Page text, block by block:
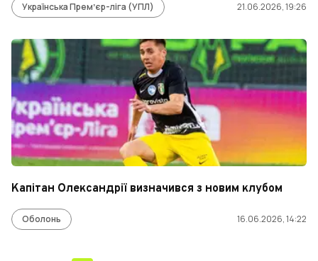
Українська Премʼєр-ліга (УПЛ) 21.06.2026, 19:26
Капітан Олександрії визначився з новим клубом
Оболонь 16.06.2026, 14:22